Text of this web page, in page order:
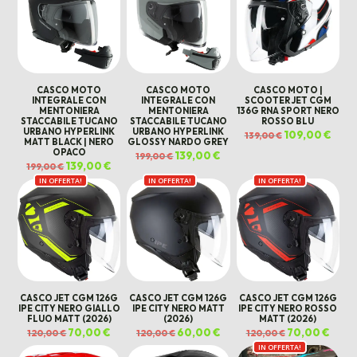
CASCO MOTO
INTEGRALE CON
MENTONIERA
STACCABILE TUCANO
URBANO HYPERLINK
MATT BLACK | NERO
OPACO
199,00€Il
prezzo
originale
era:
199,00 €.
139,00€
prezzo
attuale
è:
139,00 €.
CASCO MOTO
INTEGRALE CON
MENTONIERA
STACCABILE TUCANO
URBANO HYPERLINK
GLOSSY NARDO GREY
199,00€Il
prezzo
era:
199,00 €.
139,00€
139,00 €.
CASCO MOTO |
SCOOTER JET CGM
136G RNA SPORT NERO
ROSSO BLU
139,00€ Il
prezzo
109,00€Il
IN OFFERTA!
CASCO JET CGM 126G
IPE CITY NERO GIALLO
FLUO MATT (2026)
120,00€Il
prezzo
originale
70,00€
prezzo
attuale
IN OFFERTA!
CASCO JET CGM 126G
IPE CITY NERO MATT
(2026)
120,00€ Il
prezzo
originale
60,00€Il
prezzo
attuale
IN OFFERTA!
CASCO JET CGM 126G
IPE CITY NERO ROSSO
MATT (2026)
120,00€ Il
prezzo
originale
70,00€Il
IN OFFERTA!